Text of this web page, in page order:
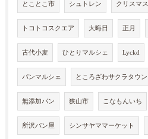
とことこ市 シュトレン クリスマス
トコトコスクエア 大晦日 正月
古代小麦 ひとりマルシェ Lyckd
パンマルシェ ところざわサクラタウン
無添加パン 狭山市 こなもんいち
所沢パン屋 シンサヤママーケット